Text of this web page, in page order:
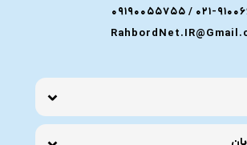
021-91006617 /